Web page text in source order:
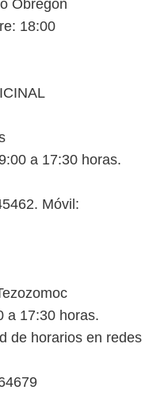
Obregón
18:00
a 17:30 horas.
Móvil:
a 17:30 horas.
de horarios en redes